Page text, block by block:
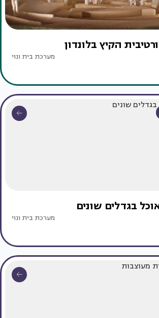
הקיץ בלונדון
מערכת בית ונוי
בגדלים שונים
מערכת בית ונוי